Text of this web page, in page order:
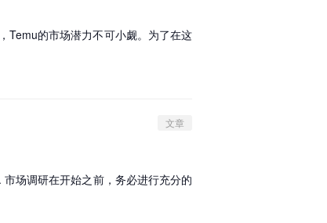
Temu的市场潜力不可小觑。为了在这
文章
场调研在开始之前，务必进行充分的